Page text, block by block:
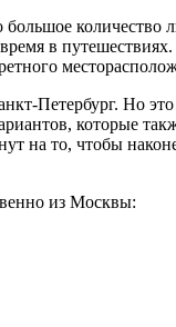
в
Петербург. Но
которые
то, чтобы
из Москвы: